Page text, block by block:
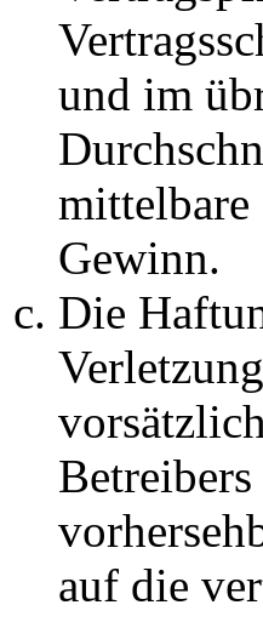
und im
mittelbare
Gewinn.
Die
auf die